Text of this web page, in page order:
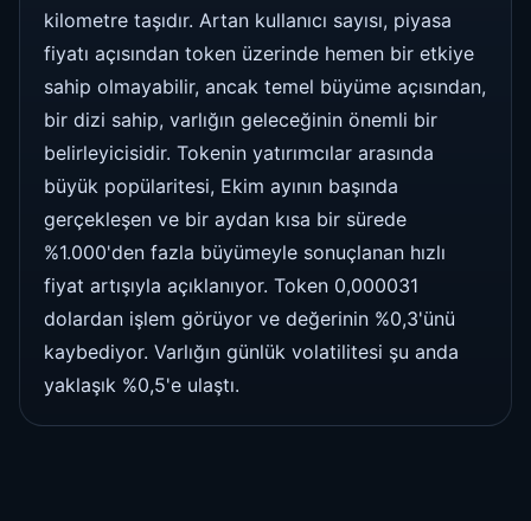
kilometre taşıdır. Artan kullanıcı sayısı, piyasa
fiyatı açısından token üzerinde hemen bir etkiye
sahip olmayabilir, ancak temel büyüme açısından,
bir dizi sahip, varlığın geleceğinin önemli bir
belirleyicisidir. Tokenin yatırımcılar arasında
büyük popülaritesi, Ekim ayının başında
gerçekleşen ve bir aydan kısa bir sürede
%1.000'den fazla büyümeyle sonuçlanan hızlı
fiyat artışıyla açıklanıyor. Token 0,000031
dolardan işlem görüyor ve değerinin %0,3'ünü
kaybediyor. Varlığın günlük volatilitesi şu anda
yaklaşık %0,5'e ulaştı.